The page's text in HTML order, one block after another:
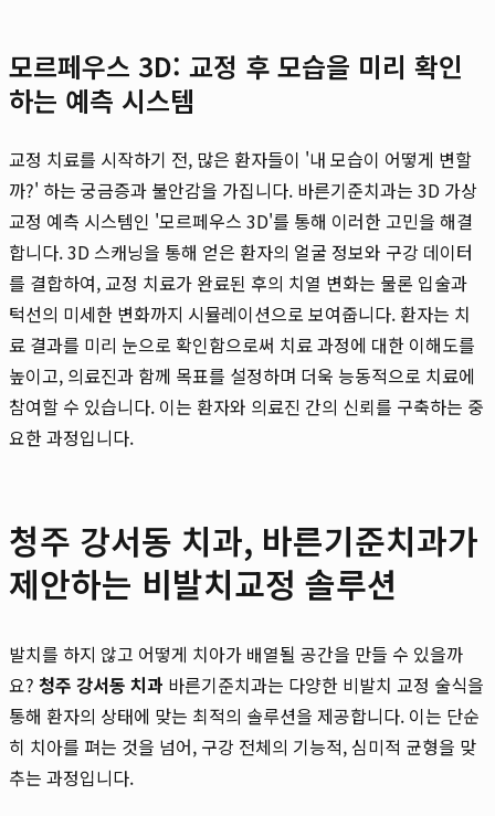
모르페우스 3D: 교정 후 모습을 미리 확인
하는 예측 시스템
교정 치료를 시작하기 전, 많은 환자들이 '내 모습이 어떻게 변할
까?' 하는 궁금증과 불안감을 가집니다. 바른기준치과는 3D 가상
교정 예측 시스템인 '모르페우스 3D'를 통해 이러한 고민을 해결
합니다. 3D 스캐닝을 통해 얻은 환자의 얼굴 정보와 구강 데이터
를 결합하여, 교정 치료가 완료된 후의 치열 변화는 물론 입술과
턱선의 미세한 변화까지 시뮬레이션으로 보여줍니다. 환자는 치
료 결과를 미리 눈으로 확인함으로써 치료 과정에 대한 이해도를
높이고, 의료진과 함께 목표를 설정하며 더욱 능동적으로 치료에
참여할 수 있습니다. 이는 환자와 의료진 간의 신뢰를 구축하는 중
요한 과정입니다.
청주 강서동 치과, 바른기준치과가
제안하는 비발치교정 솔루션
발치를 하지 않고 어떻게 치아가 배열될 공간을 만들 수 있을까
요? 청주 강서동 치과 바른기준치과는 다양한 비발치 교정 술식을
통해 환자의 상태에 맞는 최적의 솔루션을 제공합니다. 이는 단순
히 치아를 펴는 것을 넘어, 구강 전체의 기능적, 심미적 균형을 맞
추는 과정입니다.